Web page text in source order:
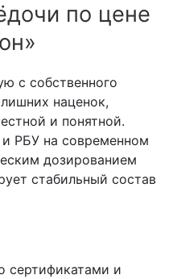
по цене
с собственного
наценок,
и понятной.
РБУ на современном
дозированием
стабильный состав
сертификатами и